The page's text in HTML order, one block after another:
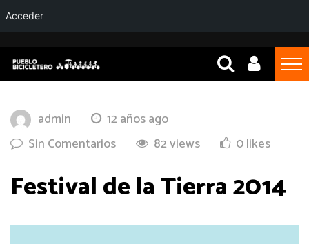
admin
12 años ago
Sin Comentarios
82 views 0 likes
Festival de la Tierra 2014
Acceder